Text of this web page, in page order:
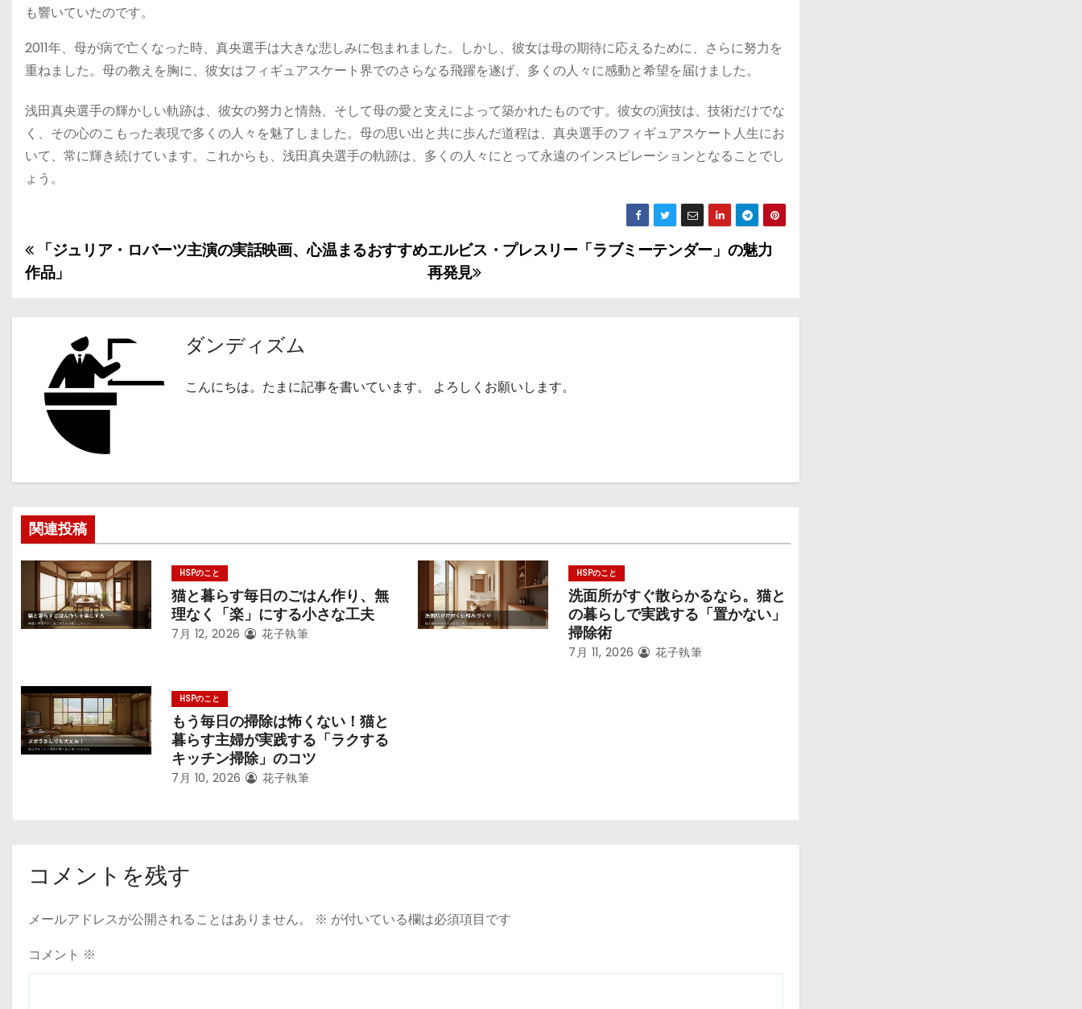
も響いていたのです。
2011年、母が病で亡くなった時、真央選手は大きな悲しみに包まれました。しかし、彼女は母の期待に応えるために、さらに努力を
重ねました。母の教えを胸に、彼女はフィギュアスケート界でのさらなる飛躍を遂げ、多くの人々に感動と希望を届けました。
浅田真央選手の輝かしい軌跡は、彼女の努力と情熱、そして母の愛と支えによって築かれたものです。彼女の演技は、技術だけでな
く、その心のこもった表現で多くの人々を魅了しました。母の思い出と共に歩んだ道程は、真央選手のフィギュアスケート人生にお
いて、常に輝き続けています。これからも、浅田真央選手の軌跡は、多くの人々にとって永遠のインスピレーションとなることでし
ょう。
投
稿
ナ
ゲ
ー
ョ
ン
エルビス・プレスリー「ラブミーテンダー」の魅力
再発見
「ジュリア・ロバーツ主演の実話映画、心温まるおすすめ
作品」
ダンディズム
こんにちは。たまに記事を書いています。 よろしくお願いします。
関連投稿
HSPのこと
猫と暮らす毎日のごはん作り、無
理なく「楽」にする小さな工夫
7月 12, 2026 花子執筆
HSPのこと
洗面所がすぐ散らかるなら。猫と
の暮らしで実践する「置かない」
掃除術
7月 11, 2026 花子執筆
HSPのこと
もう毎日の掃除は怖くない！猫と
暮らす主婦が実践する「ラクする
キッチン掃除」のコツ
7月 10, 2026 花子執筆
コメントを残す
メールアドレスが公開されることはありません。 ※ が付いている欄は必須項目です
コメント ※